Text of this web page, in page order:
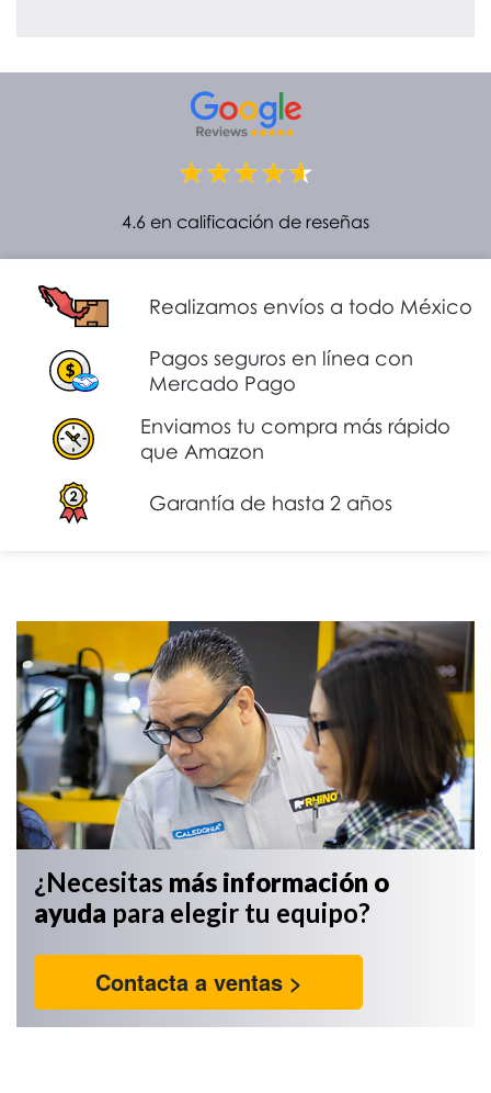
4.6 en calificación de reseñas
Realizamos envíos a todo México
Pagos seguros en línea con
Mercado Pago
Enviamos tu compra más rápido
que Amazon
Garantía de hasta 2 años
¿Necesitas más información o
ayuda para elegir tu equipo?
Contacta a ventas >